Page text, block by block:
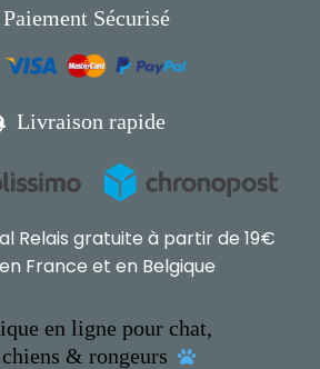
Paiement Sécurisé
Livraison rapide
Relais gratuite à partir de 19€
France et en Belgique
en ligne pour chat,
& rongeurs
